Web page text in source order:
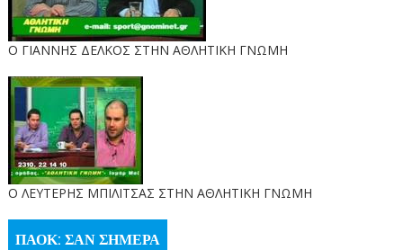
Ο ΓΙΑΝΝΗΣ ΔΕΛΚΟΣ ΣΤΗΝ ΑΘΛΗΤΙΚΗ ΓΝΩΜΗ
O ΛΕΥΤΕΡΗΣ ΜΠΙΛΙΤΣΑΣ ΣΤΗΝ ΑΘΛΗΤΙΚΗ ΓΝΩΜΗ
ΠΑΟΚ: ΣΑΝ ΣΗΜΕΡΑ